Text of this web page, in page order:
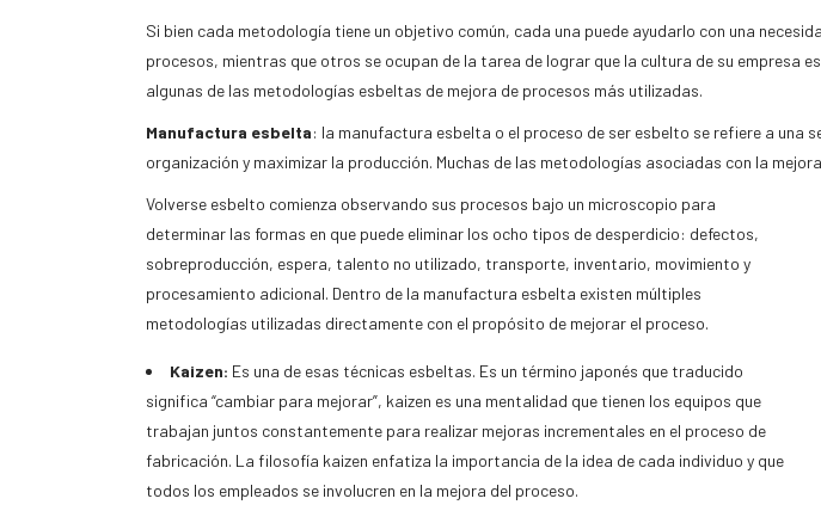
Si bien cada metodología tiene un objetivo común, cada una puede ayudarlo con una
procesos, mientras que otros se ocupan de la tarea de lograr que la cultura de su empresa
algunas de las metodologías esbeltas de mejora de procesos más utilizadas.
Manufactura esbelta: la manufactura esbelta o el proceso de ser esbelto se refiere a una
organización y maximizar la producción. Muchas de las metodologías asociadas con la
Volverse esbelto comienza observando sus procesos bajo un microscopio para
determinar las formas en que puede eliminar los ocho tipos de desperdicio: defectos,
sobreproducción, espera, talento no utilizado, transporte, inventario, movimiento y
procesamiento adicional. Dentro de la manufactura esbelta existen múltiples
metodologías utilizadas directamente con el propósito de mejorar el proceso.
Kaizen: Es una de esas técnicas esbeltas. Es un término japonés que traducido
significa “cambiar para mejorar”, kaizen es una mentalidad que tienen los equipos que
trabajan juntos constantemente para realizar mejoras incrementales en el proceso de
fabricación. La filosofía kaizen enfatiza la importancia de la idea de cada individuo y que
todos los empleados se involucren en la mejora del proceso.